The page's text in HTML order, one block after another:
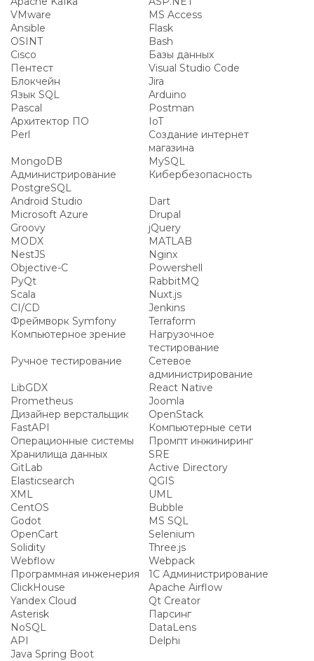
VMware
MS Access
Ansible
Flask
OSINT
Bash
Cisco
Базы данных
Пентест
Visual Studio Code
Блокчейн
Jira
Язык SQL
Arduino
Pascal
Postman
Архитектор ПО
IoT
Perl
Создание интернет
магазина
MongoDB
MySQL
Администрирование
PostgreSQL
Кибербезопасность
Android Studio
Dart
Microsoft Azure
Drupal
Groovy
jQuery
MODX
MATLAB
NestJS
Nginx
Objective-C
Powershell
PyQt
RabbitMQ
Scala
Nuxt.js
CI/CD
Jenkins
Фреймворк Symfony
Terraform
Компьютерное зрение
Нагрузочное
тестирование
Ручное тестирование
Сетевое
администрирование
LibGDX
React Native
Prometheus
Joomla
Дизайнер верстальщик
OpenStack
FastAPI
Компьютерные сети
Операционные системы
Промпт инжиниринг
Хранилища данных
SRE
GitLab
Active Directory
Elasticsearch
QGIS
XML
UML
CentOS
Bubble
Godot
MS SQL
OpenCart
Selenium
Solidity
Three.js
Webflow
Webpack
Программная инженерия
1С Администрирование
ClickHouse
Apache Airflow
Yandex Cloud
Qt Creator
Asterisk
Парсинг
NoSQL
DataLens
API
Delphi
Java Spring Boot